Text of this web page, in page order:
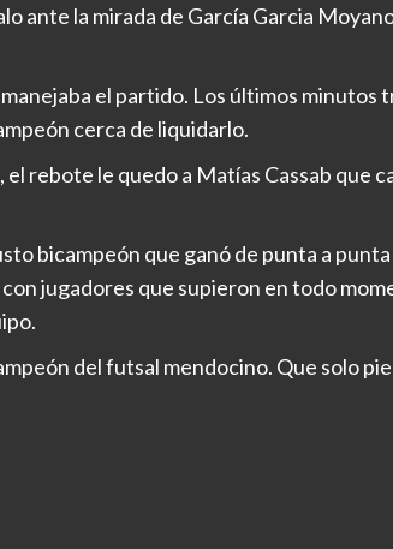
ante la mirada de García Garcia
el partido. Los últimos minutos
cerca de liquidarlo.
rebote le quedo a Matías Cassab que
bicampeón que ganó de punta a
jugadores que supieron en todo
del futsal mendocino. Que solo